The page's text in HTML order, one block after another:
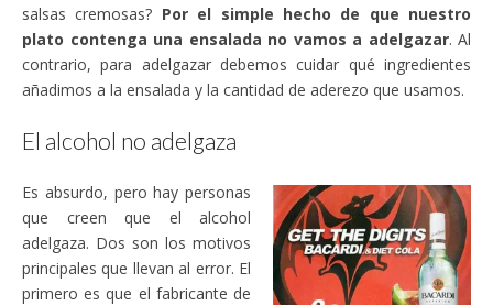
salsas cremosas? Por el simple hecho de que nuestro
plato contenga una ensalada no vamos a adelgazar. Al
contrario, para adelgazar debemos cuidar qué ingredientes
añadimos a la ensalada y la cantidad de aderezo que usamos.
El alcohol no adelgaza
Es absurdo, pero hay personas
que creen que el alcohol
adelgaza. Dos son los motivos
principales que llevan al error. El
primero es que el fabricante de